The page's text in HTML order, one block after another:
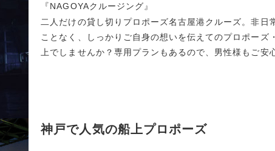
『NAGOYAクルージング 』
二人だけの貸し切りプロポーズ名古屋港クルーズ。非
ことなく、しっかりご自身の想いを伝えてのプロポー
上でしませんか？専用プランもあるので、男性様もご安
神戸で人気の船上プロポーズ